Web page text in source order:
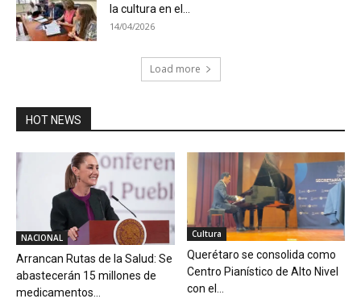
la cultura en el...
14/04/2026
Load more
HOT NEWS
NACIONAL
Arrancan Rutas de la Salud: Se
abastecerán 15 millones de
medicamentos...
Cultura
Querétaro se consolida como
Centro Pianístico de Alto Nivel
con el...